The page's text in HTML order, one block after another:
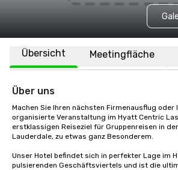
Übersicht Meetingfläche
Über uns
Machen Sie Ihren nächsten Firmenausflug oder
organisierte Veranstaltung im Hyatt Centric
erstklassigen Reiseziel für Gruppenreisen in
Lauderdale, zu etwas ganz Besonderem.
Unser Hotel befindet sich in perfekter Lage im
pulsierenden Geschäftsviertels und ist die